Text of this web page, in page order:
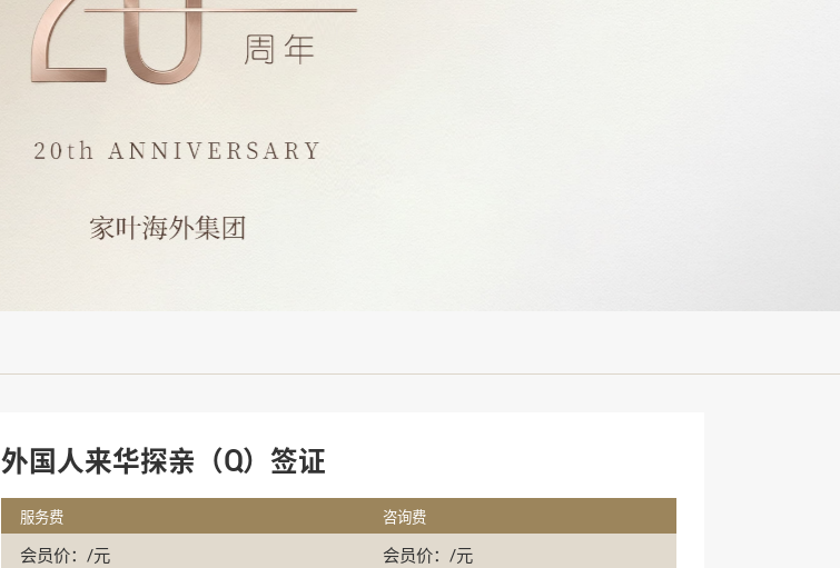
外国人来华探亲（Q）签证
服务费 咨询费
会员价：/元
会员价：/元